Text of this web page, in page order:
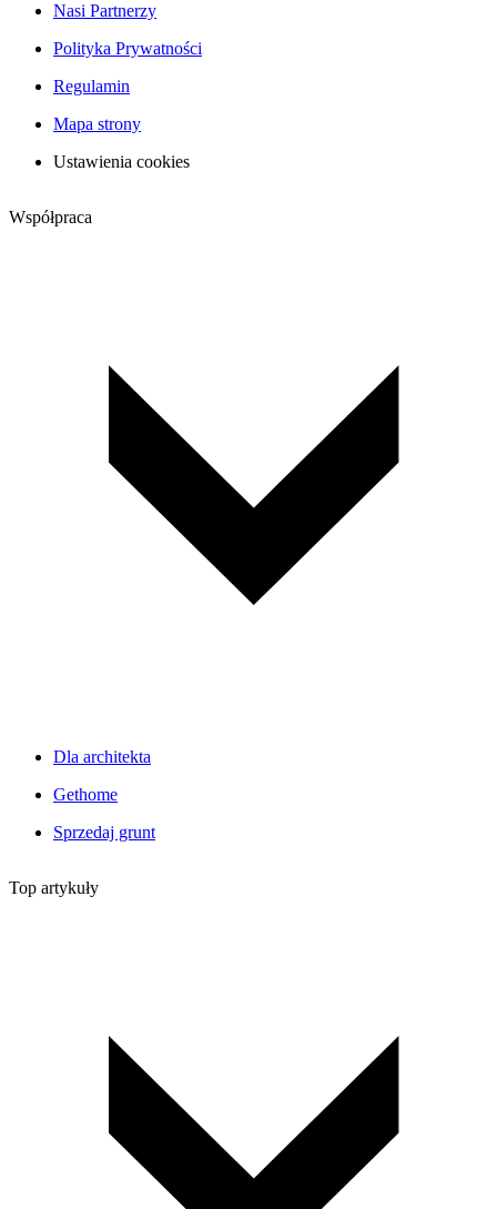
Nasi Partnerzy
Polityka Prywatności
Regulamin
Mapa strony
Ustawienia cookies
Współpraca
Dla architekta
Gethome
Sprzedaj grunt
Top artykuły